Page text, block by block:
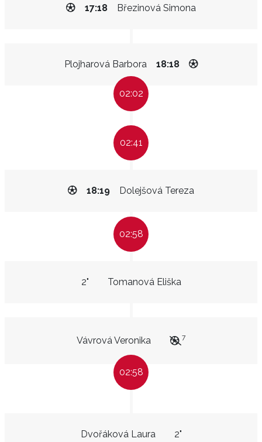
Březinová Simona
17:18
Plojharová Barbora 18:18
02:02
02:41
Dolejšová Tereza
18:19
02:58
Tomanová Eliška
2"
Vávrová Veronika 7
02:58
Dvořáková Laura 2"